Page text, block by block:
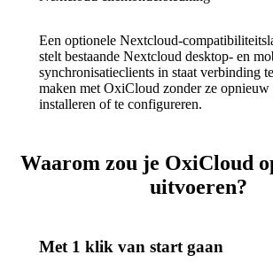
Een optionele Nextcloud-
stelt bestaande Nextcloud desktop- en
synchronisatieclients in staat verbinding te
maken met OxiCloud zonder ze opnieuw
installeren of te configureren.
Waarom zou je OxiCloud
uitvoeren?
Met 1 klik van start gaan